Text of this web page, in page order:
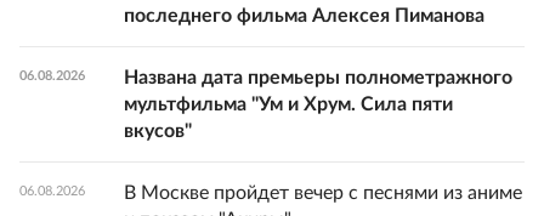
последнего фильма Алексея Пиманова
06.08.2026
Названа дата премьеры полнометражного
мультфильма "Ум и Хрум. Сила пяти
вкусов"
06.08.2026
В Москве пройдет вечер с песнями из аниме